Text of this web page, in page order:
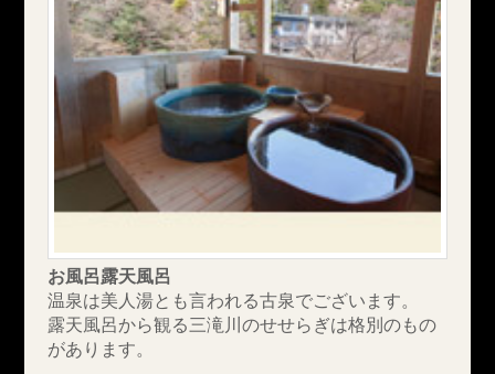
お風呂露天風呂
温泉は美人湯とも言われる古泉でございます。
露天風呂から観る三滝川のせせらぎは格別のもの
があります。